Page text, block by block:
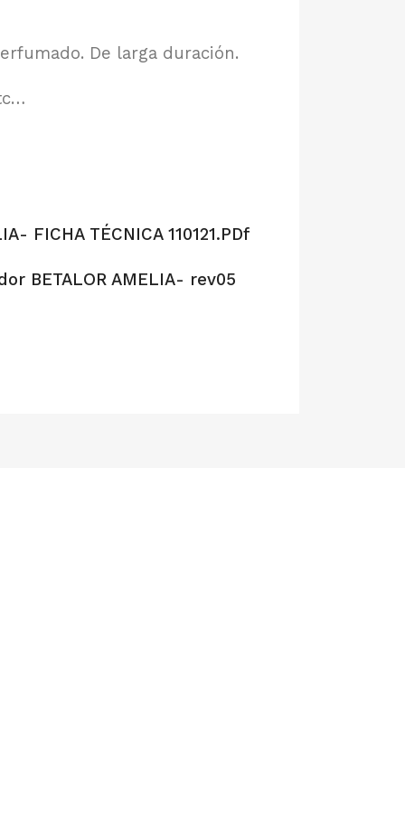
De larga duración.
FICHA TÉCNICA 110121.PDf
BETALOR AMELIA- rev05